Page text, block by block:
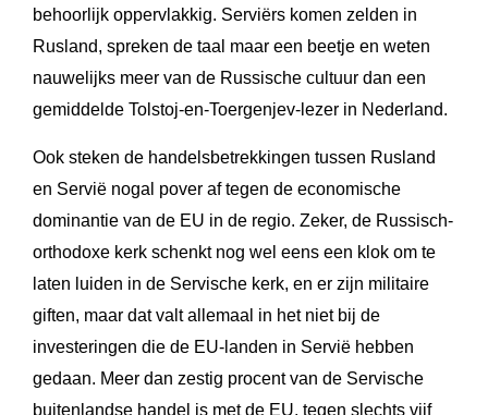
behoorlijk oppervlakkig. Serviërs komen zelden in
Rusland, spreken de taal maar een beetje en weten
nauwelijks meer van de Russische cultuur dan een
gemiddelde Tolstoj-en-Toergenjev-lezer in Nederland.
Ook steken de handelsbetrekkingen tussen Rusland
en Servië nogal pover af tegen de economische
dominantie van de EU in de regio. Zeker, de Russisch-
orthodoxe kerk schenkt nog wel eens een klok om te
laten luiden in de Servische kerk, en er zijn militaire
giften, maar dat valt allemaal in het niet bij de
investeringen die de EU-landen in Servië hebben
gedaan. Meer dan zestig procent van de Servische
buitenlandse handel is met de EU, tegen slechts vijf